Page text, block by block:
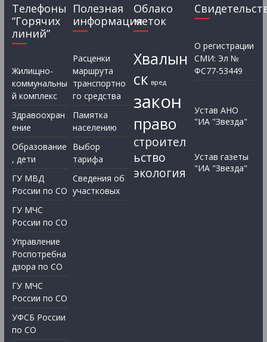
Телефоны
“Горячих
линий”
Жилищно-
коммунальны
й комплекс
Здравоохран
ение
Образование
, дети
ГУ МВД
России по СО
ГУ МЧС
России по СО
Управление
Роспотребна
дзора по СО
ГУ МЧС
России по СО
УФСБ России
по СО
Полезная
информация
Расценки
маршрута
транспортно
го средства
Памятка
населению
Выбор
тарифа
Сведения об
участковых
Облако
меток
Хвалын
ск вред
закон
право
строител
ьство
экология
О регистрации
СМИ: Эл №
ФС77-53449
Устав АНО
"ИА "Звезда"
Устав газеты
"ИА "Звезда"